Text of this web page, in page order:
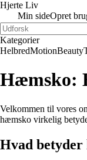
Hjerte Liv
Min sideOpret
Kategorier
HelbredMotionBeauty
Hæmsko:
Velkommen til vores
hæmsko virkelig
Hvad betyder